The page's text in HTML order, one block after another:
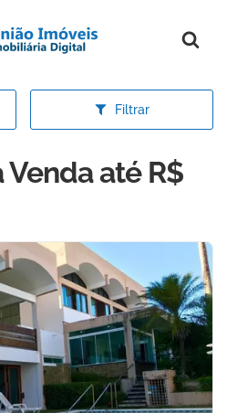
inicial
Filtrar
Venda até R$